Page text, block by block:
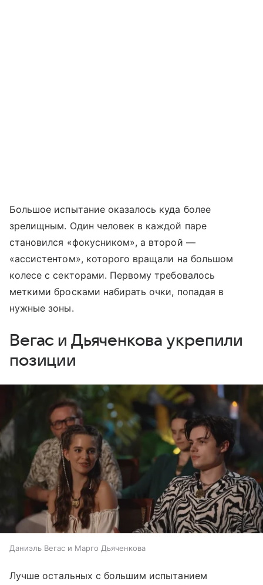
Большое испытание оказалось куда более
зрелищным. Один человек в каждой паре
становился «фокусником», а второй —
«ассистентом», которого вращали на большом
колесе с секторами. Первому требовалось
меткими бросками набирать очки, попадая в
нужные зоны.
Вегас и Дьяченкова укрепили
позиции
Даниэль Вегас и Марго Дьяченкова
Лучше остальных с большим испытанием